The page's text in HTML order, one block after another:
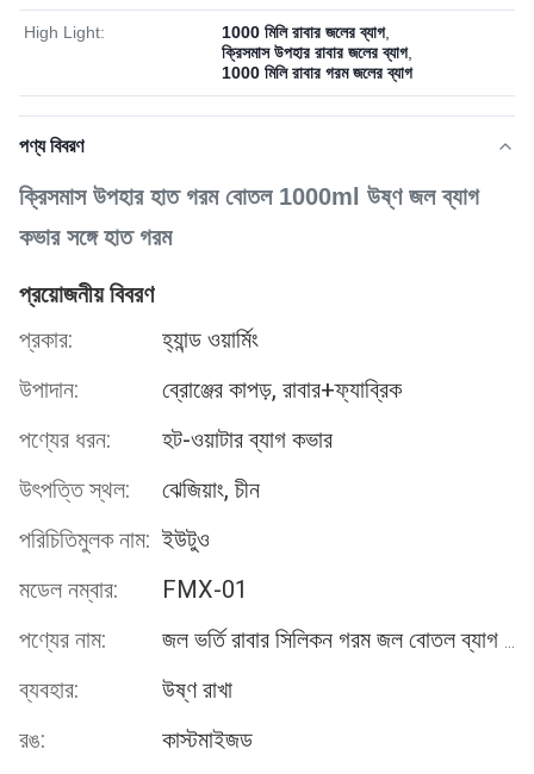
High Light: 1000 মিলি রাবার জলের ব্যাগ,
ক্রিসমাস উপহার রাবার জলের ব্যাগ,
1000 মিলি রাবার গরম জলের ব্যাগ
পণ্য বিবরণ
ক্রিসমাস উপহার হাত গরম বোতল 1000ml উষ্ণ জল ব্যাগ
কভার সঙ্গে হাত গরম
প্রয়োজনীয় বিবরণ
প্রকার:
হ্যান্ড ওয়ার্মিং
উপাদান:
ব্রোঞ্জের কাপড়, রাবার+ফ্যাব্রিক
পণ্যের ধরন:
হট-ওয়াটার ব্যাগ কভার
উৎপত্তি স্থল:
ঝেজিয়াং, চীন
পরিচিতিমুলক নাম: ইউটুও
মডেল নম্বার:
FMX-01
পণ্যের নাম:
জল ভর্তি রাবার সিলিকন গরম জল বোতল ব্যাগ গরম তাপ প্যাক উষ্ণ
ব্যবহার:
উষ্ণ রাখা
রঙ:
কাস্টমাইজড